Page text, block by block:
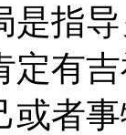
是指
定有
或者